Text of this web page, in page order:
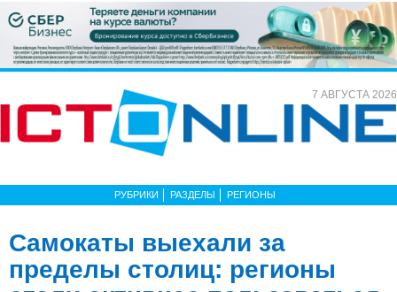
7 АВГУСТА 2026
РУБРИКИ РАЗДЕЛЫ РЕГИОНЫ
Самокаты выехали за
пределы столиц: регионы